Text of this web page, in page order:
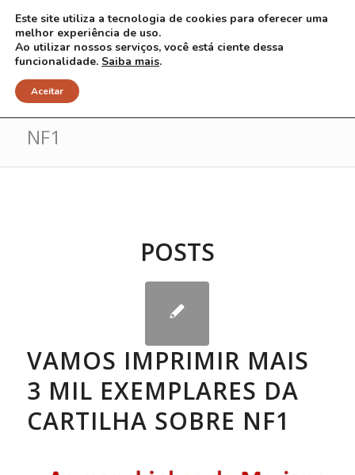
Arquivo para Tag: carttilha sobre
NF1
POSTS
VAMOS IMPRIMIR MAIS
3 MIL EXEMPLARES DA
CARTILHA SOBRE NF1
Este site utiliza a tecnologia de cookies para oferecer uma
melhor experiência de uso.
Ao utilizar nossos serviços, você está ciente dessa
funcionalidade. Saiba mais.
Aceitar